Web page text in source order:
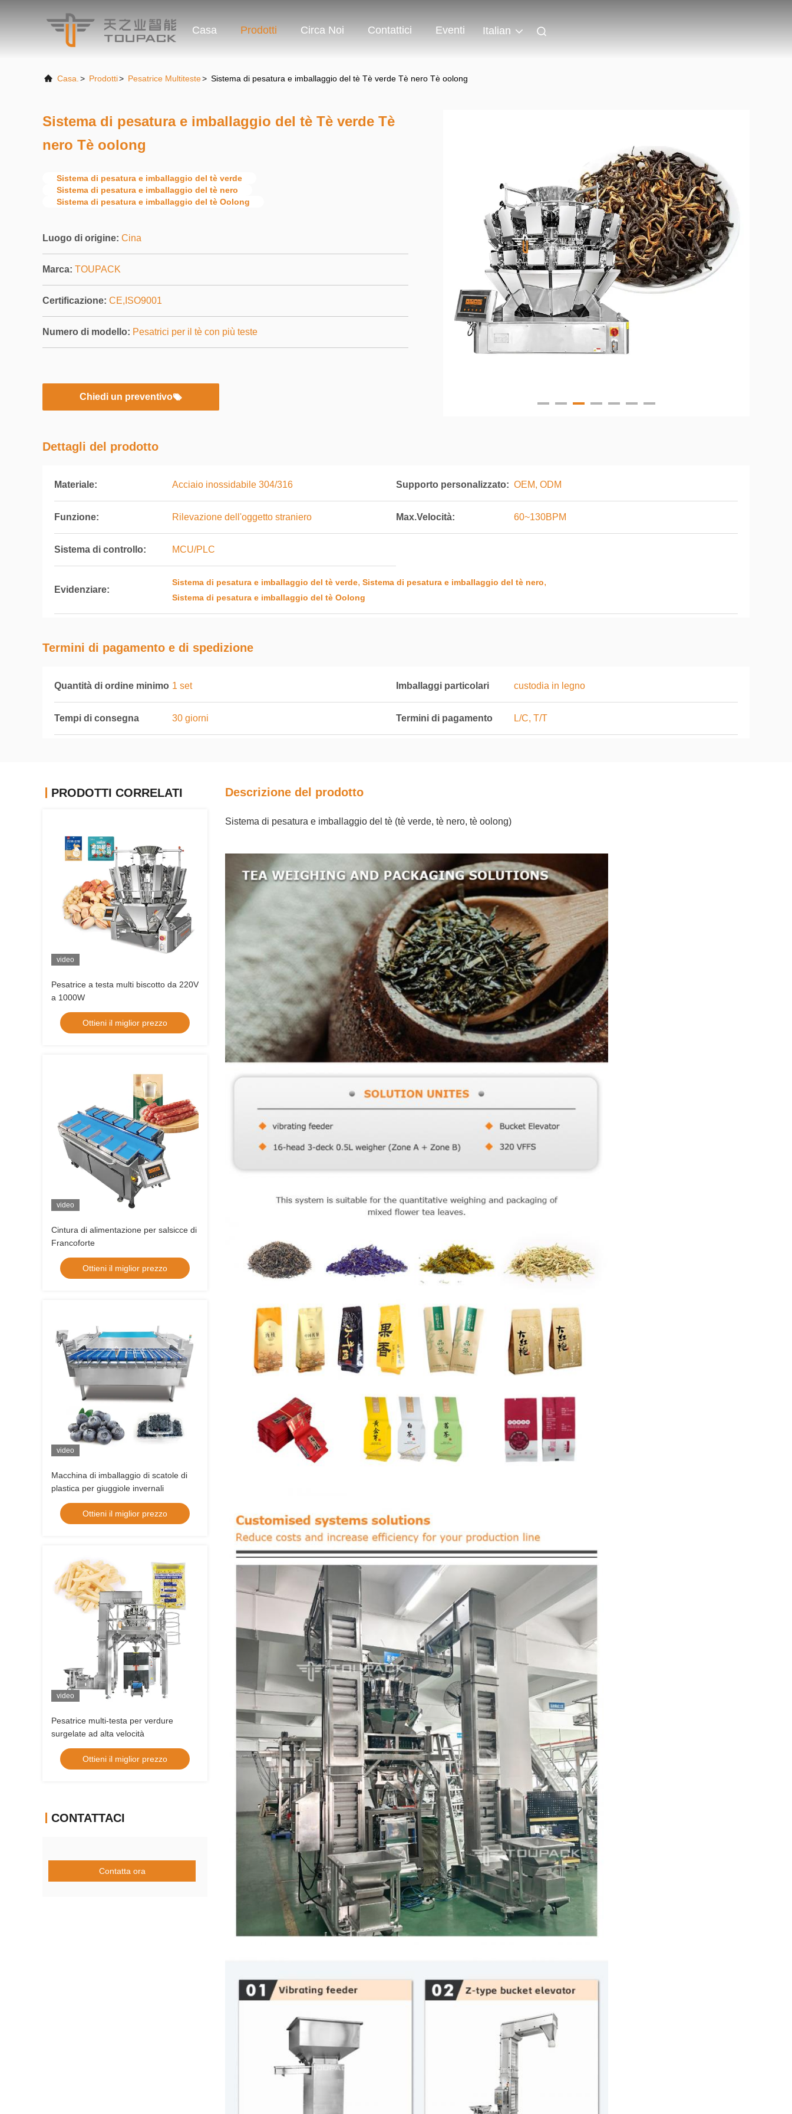
Casa Prodotti Circa Noi Contattici Eventi Italian
Casa. > Prodotti> Pesatrice Multiteste> Sistema di pesatura e imballaggio del tè Tè verde Tè nero Tè oolong
Sistema di pesatura e imballaggio del tè Tè verde Tè
nero Tè oolong
Sistema di pesatura e imballaggio del tè verde
Sistema di pesatura e imballaggio del tè nero
Sistema di pesatura e imballaggio del tè Oolong
Luogo di origine: Cina
Marca: TOUPACK
Certificazione: CE,ISO9001
Numero di modello: Pesatrici per il tè con più teste
Chiedi un preventivo
Dettagli del prodotto
Materiale: Acciaio inossidabile 304/316 Supporto personalizzato: OEM, ODM
Funzione: Rilevazione dell'oggetto straniero Max.Velocità: 60~130BPM
Sistema di controllo: MCU/PLC
Evidenziare:
Sistema di pesatura e imballaggio del tè verde, Sistema di pesatura e imballaggio del tè nero,
Sistema di pesatura e imballaggio del tè Oolong
Termini di pagamento e di spedizione
Quantità di ordine minimo 1 set Imballaggi particolari custodia in legno
Tempi di consegna 30 giorni Termini di pagamento L/C, T/T
PRODOTTI CORRELATI
video
Pesatrice a testa multi biscotto da 220V
a 1000W
Ottieni il miglior prezzo
video
Cintura di alimentazione per salsicce di
Francoforte
Ottieni il miglior prezzo
video
Macchina di imballaggio di scatole di
plastica per giuggiole invernali
Ottieni il miglior prezzo
video
Pesatrice multi-testa per verdure
surgelate ad alta velocità
Ottieni il miglior prezzo
CONTATTACI
Contatta ora
Descrizione del prodotto
Sistema di pesatura e imballaggio del tè (tè verde, tè nero, tè oolong)